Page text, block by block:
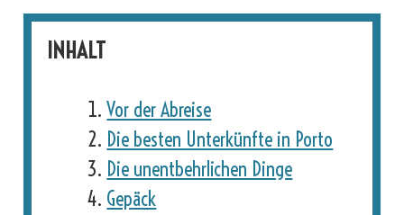
INHALT
Vor der Abreise
Die besten Unterkünfte in Porto
Die unentbehrlichen Dinge
Gepäck